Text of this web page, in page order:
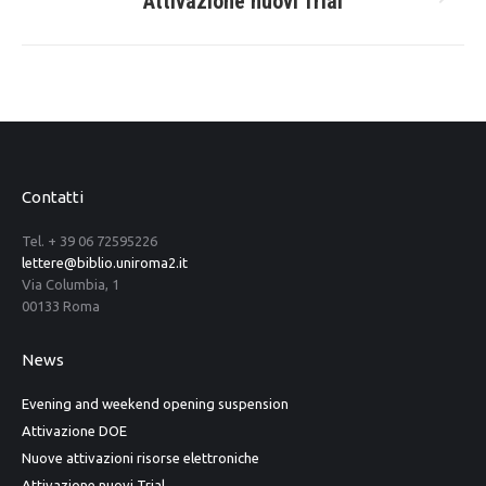
Contatti
Tel. + 39 06 72595226
lettere@biblio.uniroma2.it
Via Columbia, 1
00133 Roma
News
Evening and weekend opening suspension
Attivazione DOE
Nuove attivazioni risorse elettroniche